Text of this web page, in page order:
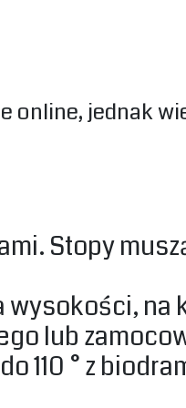
online, jednak
Stopy
lub
110 ° z